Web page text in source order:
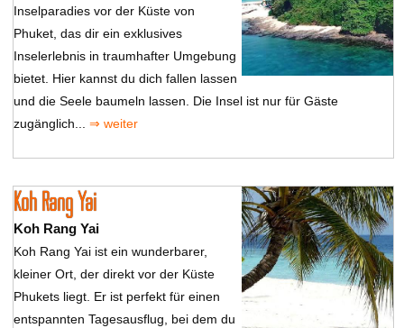
Inselparadies vor der Küste von
Phuket, das dir ein exklusives
Inselerlebnis in traumhafter Umgebung
bietet. Hier kannst du dich fallen lassen
und die Seele baumeln lassen. Die Insel ist nur für Gäste
zugänglich... ⇒ weiter
Koh Rang Yai
Koh Rang Yai
Koh Rang Yai ist ein wunderbarer,
kleiner Ort, der direkt vor der Küste
Phukets liegt. Er ist perfekt für einen
entspannten Tagesausflug, bei dem du